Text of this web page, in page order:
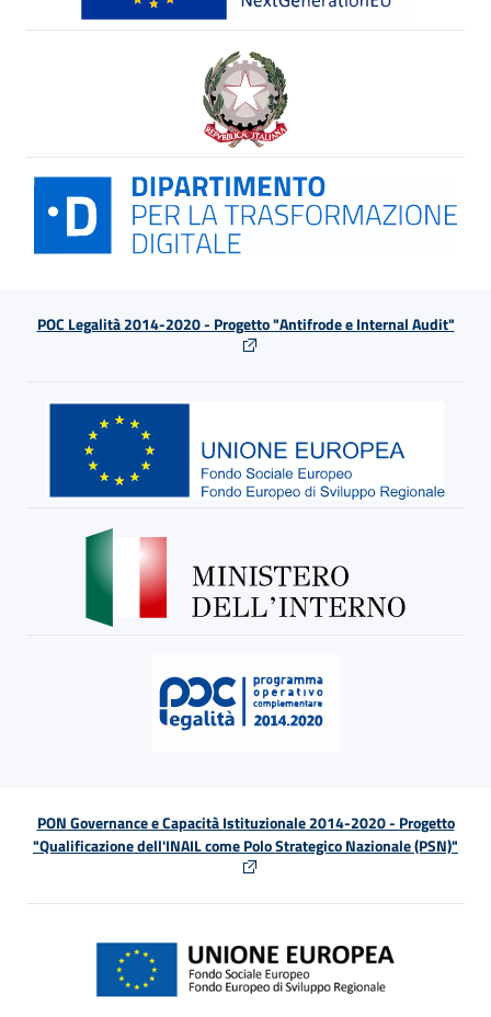
POC Legalità 2014-2020 - Progetto "Antifrode e Internal Audit"
PON Governance e Capacità Istituzionale 2014-2020 - Progetto
"Qualificazione dell'INAIL come Polo Strategico Nazionale (PSN)"